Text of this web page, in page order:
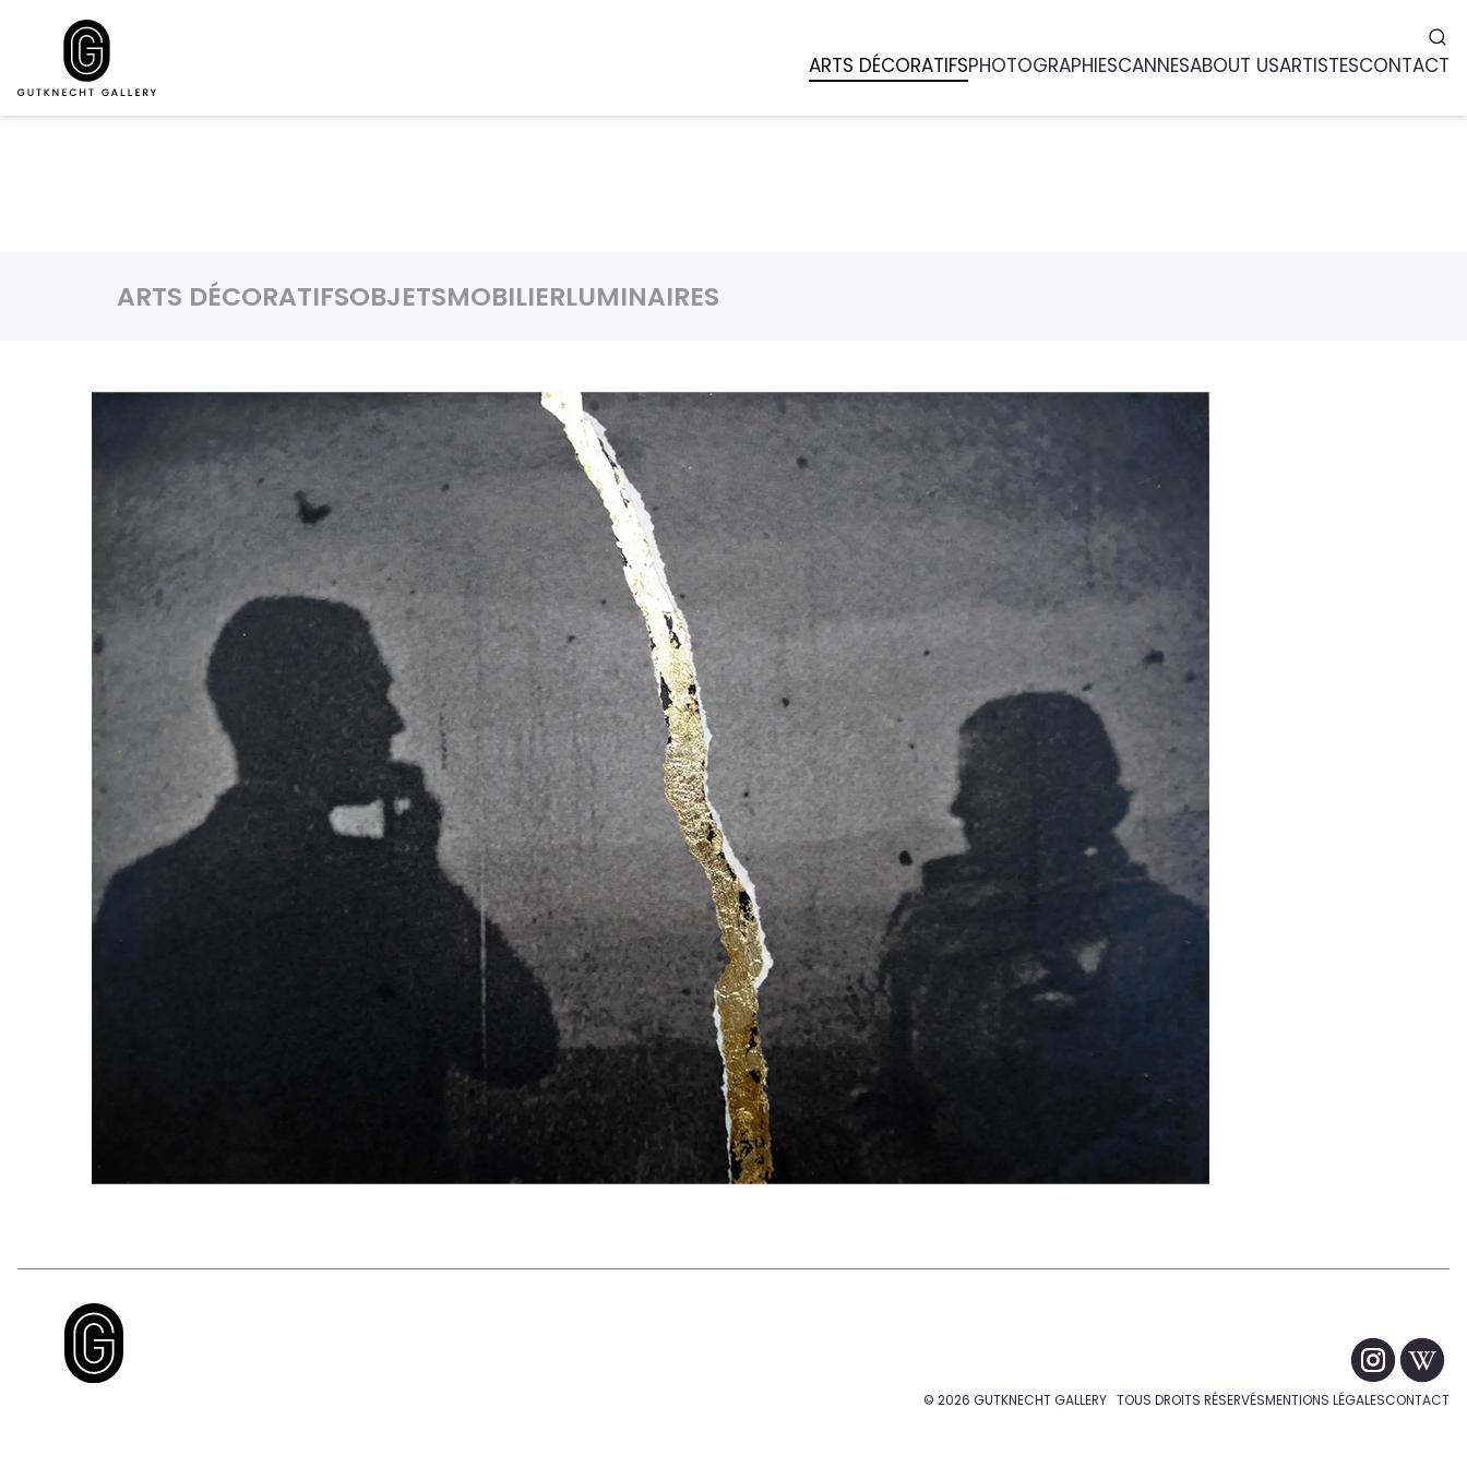
ARTS DÉCORATIFSOBJETSMOBILIERLUMINAIRES
© 2026 GUTKNECHT GALLERY TOUS DROITS RÉSERVÉSMENTIONS LÉGALESCONTACT
ARTS DÉCORATIFSPHOTOGRAPHIESCANNESABOUT USARTISTESCONTACT